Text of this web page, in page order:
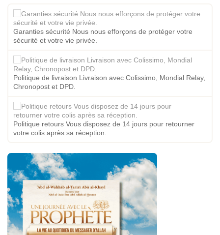
Garanties sécurité Nous nous efforçons de protéger votre
sécurité et votre vie privée.
Politique de livraison Livraison avec Colissimo, Mondial Relay,
Chronopost et DPD.
Politique retours Vous disposez de 14 jours pour retourner
votre colis après sa réception.